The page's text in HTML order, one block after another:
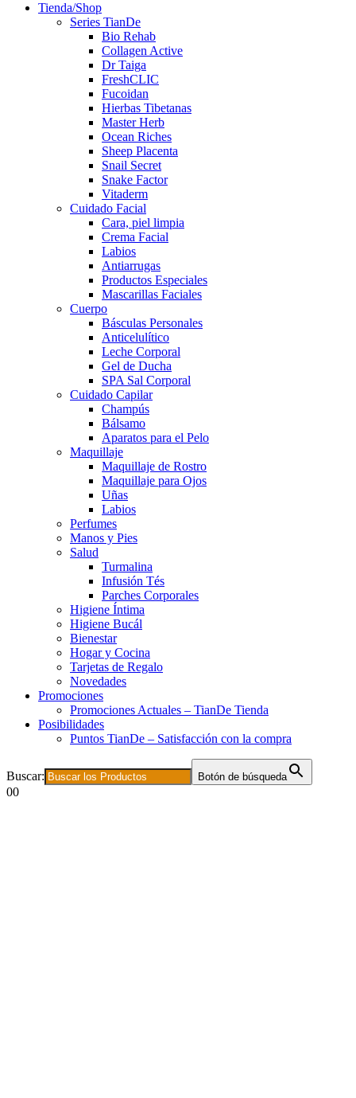
Tienda/Shop
Series TianDe
Bio Rehab
Collagen Active
Dr Taiga
FreshCLIC
Fucoidan
Hierbas Tibetanas
Master Herb
Ocean Riches
Sheep Placenta
Snail Secret
Snake Factor
Vitaderm
Cuidado Facial
Cara, piel limpia
Crema Facial
Labios
Antiarrugas
Productos Especiales
Mascarillas Faciales
Cuerpo
Básculas Personales
Anticelulítico
Leche Corporal
Gel de Ducha
SPA Sal Corporal
Cuidado Capilar
Champús
Bálsamo
Aparatos para el Pelo
Maquillaje
Maquillaje de Rostro
Maquillaje para Ojos
Uñas
Labios
Perfumes
Manos y Pies
Salud
Turmalina
Infusión Tés
Parches Corporales
Higiene Íntima
Higiene Bucál
Bienestar
Hogar y Cocina
Tarjetas de Regalo
Novedades
Promociones
Promociones Actuales – TianDe Tienda
Posibilidades
Puntos TianDe – Satisfacción con la compra
Buscar: Botón de búsqueda
00